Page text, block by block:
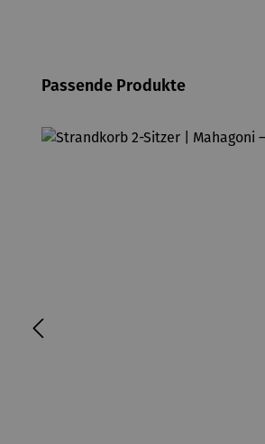
Produktgalerie überspringen
Passende Produkte